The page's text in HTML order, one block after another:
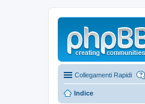
Collegamenti Rapidi
Indice